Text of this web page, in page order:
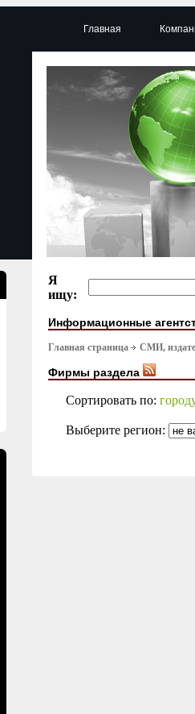
Главная
Я
ищу:
Информационные
Главная страница СМИ,
Фирмы раздела
Сортировать по:
Выберите регион: